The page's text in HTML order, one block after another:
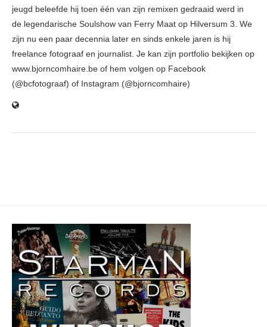
jeugd beleefde hij toen één van zijn remixen gedraaid werd in
de legendarische Soulshow van Ferry Maat op Hilversum 3. We
zijn nu een paar decennia later en sinds enkele jaren is hij
freelance fotograaf en journalist. Je kan zijn portfolio bekijken op
www.bjorncomhaire.be of hem volgen op Facebook
(@bcfotograaf) of Instagram (@bjorncomhaire)